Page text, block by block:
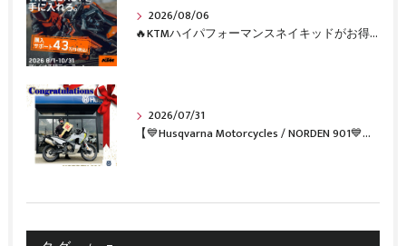
2026/08/06
🔥KTMハイパフォーマンスネイキッドがお得に手に入るチャンス🔥
2026/07/31
【💙Husqvarna Motorcycles / NORDEN 901💙】 ご納車おめでとうございます🎉✨